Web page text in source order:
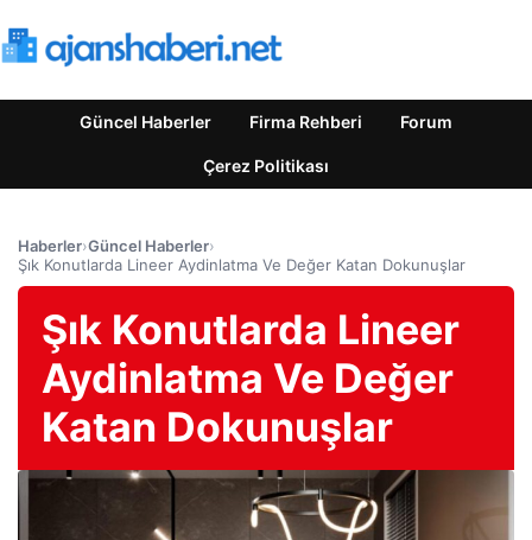
Güncel Haberler Firma Rehberi Forum
Çerez Politikası
Haberler›Güncel Haberler›
Şık Konutlarda Lineer Aydinlatma Ve Değer Katan Dokunuşlar
Şık Konutlarda Lineer
Aydinlatma Ve Değer
Katan Dokunuşlar